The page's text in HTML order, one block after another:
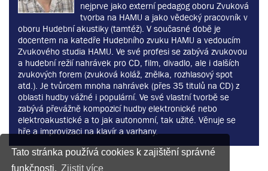
Tato stránka používá cookies k zajištění správné
funkčnosti. Zjistit více
nejprve jako externí pedagog oboru Zvuková
tvorba na HAMU a jako vědecký pracovník v
oboru Hudební akustiky (tamtéž). V současné době je
docentem na katedře Hudebního zvuku HAMU a vedoucím
Zvukového studia HAMU. Ve své profesi se zabývá zvukovou
a hudební režií nahrávek pro CD, film, divadlo, ale i dalších
zvukových forem (zvuková koláž, znělka, rozhlasový spot
atd.). Je tvůrcem mnoha nahrávek (přes 35 titulů na CD) z
oblasti hudby vážné i populární. Ve své vlastní tvorbě se
zabývá převážně kompozicí hudby elektronické nebo
elektroakustické a to jak autonomní, tak užité. Věnuje se
hře a improvizaci na klavír a varhany.